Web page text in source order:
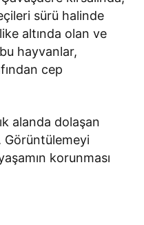
sürü halinde
altında olan ve
hayvanlar,
cep
alanda dolaşan
Görüntülemeyi
korunması